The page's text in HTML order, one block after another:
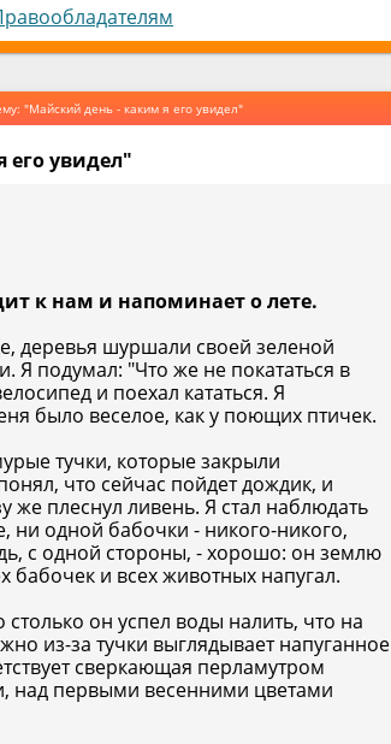
"Майский день - каким я его увидел"
увидел"
к нам и напоминает о лете.
деревья шуршали своей зеленой
Я подумал: "Что же не покататься в
и поехал кататься. Я
было веселое, как у поющих птичек.
тучки, которые закрыли
что сейчас пойдет дождик, и
же плеснул ливень. Я стал наблюдать
ни одной бабочки - никого-никого,
с одной стороны, - хорошо: он землю
бабочек и всех животных напугал.
он успел воды налить, что на
из-за тучки выглядывает напуганное
сверкающая перламутром
над первыми весенними цветами